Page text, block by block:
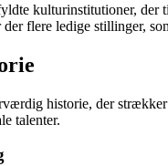
kulturinstitutioner,
flere ledige stillinger,
historie, der
talenter.